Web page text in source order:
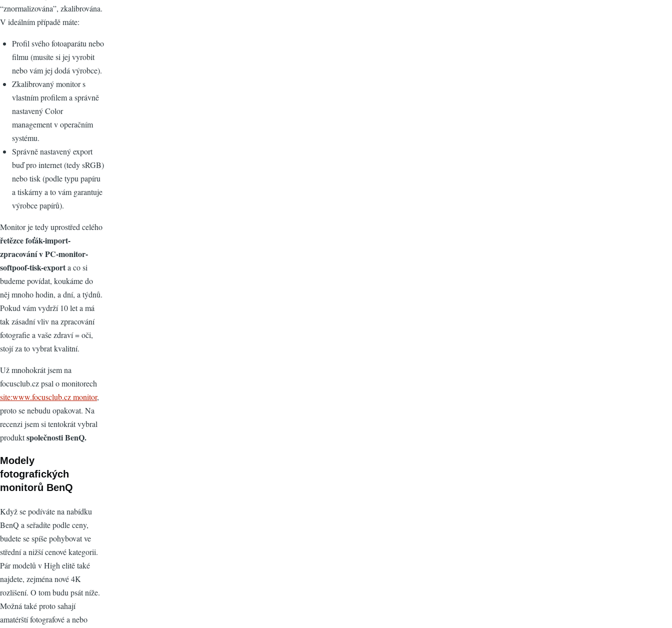
“znormalizována”, zkalibrována.
V ideálním případě máte:
Profil svého fotoaparátu nebo
filmu (musíte si jej vyrobit
nebo vám jej dodá výrobce).
Zkalibrovaný monitor s
vlastním profilem a správně
nastavený Color
management v operačním
systému.
Správně nastavený export
buď pro internet (tedy sRGB)
nebo tisk (podle typu papíru
a tiskárny a to vám garantuje
výrobce papírů).
Monitor je tedy uprostřed celého
řetězce foťák-import-
zpracování v PC-monitor-
softpoof-tisk-exporta co si
budeme povídat, koukáme do
něj mnoho hodin, a dní, a týdnů.
Pokud vám vydrží 10 let a má
tak zásadní vliv na zpracování
fotografie a vaše zdraví = oči,
stojí za to vybrat kvalitní.
Už mnohokrát jsem na
focusclub.cz psal o monitorech
site:www.focusclub.cz monitor,
proto se nebudu opakovat. Na
recenzi jsem si tentokrát vybral
produktspolečnosti BenQ.
Modely
fotografických
monitorů BenQ
Když se podíváte na nabídku
BenQ a seřadíte podle ceny,
budete se spíše pohybovat ve
střední a nižší cenové kategorii.
Pár modelů v High elitě také
najdete, zejména nové 4K
rozlišení. O tom budu psát níže.
Možná také proto sahají
amatérští fotografové a nebo